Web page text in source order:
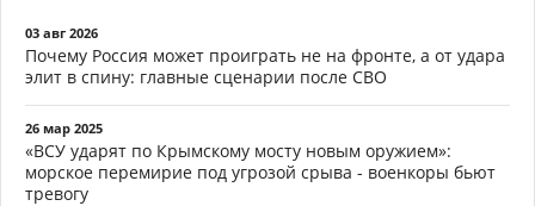
03 авг 2026
Почему Россия может проиграть не на фронте, а от удара
элит в спину: главные сценарии после СВО
26 мар 2025
«ВСУ ударят по Крымскому мосту новым оружием»:
морское перемирие под угрозой срыва - военкоры бьют
тревогу